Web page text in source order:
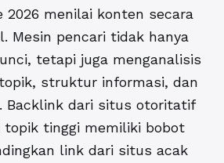
2026 menilai konten secara
Mesin pencari tidak hanya
tetapi juga menganalisis
struktur informasi, dan
Backlink dari situs otoritatif
topik tinggi memiliki bobot
link dari situs acak